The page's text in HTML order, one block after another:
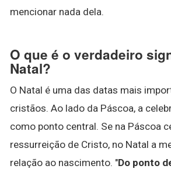
mencionar nada dela.
O que é o verdadeiro
Natal?
O Natal é uma das datas mais
cristãos. Ao lado da Páscoa, a
como ponto central. Se na Páscoa
ressurreição de Cristo, no Natal a
relação ao nascimento. "Do ponto